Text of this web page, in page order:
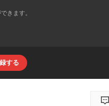
きます。
する